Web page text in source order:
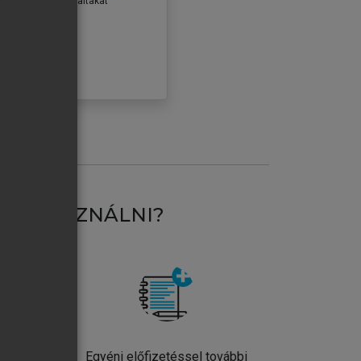
HASZNÁLNI?
Egyéni előfizetéssel további